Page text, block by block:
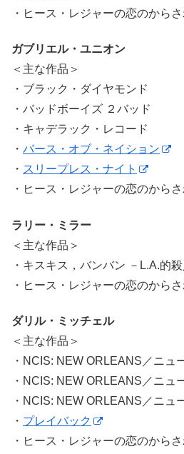
・ヒース・レジャーの恋のから
ガブリエル・ユニオン
＜主な作品＞
・ブラック・ダイヤモンド
・バッドボーイズ ２バッド
・キャデラック・レコード
・ バース・オブ・ネイション
・ スリープレス・ナイト
・ヒース・レジャーの恋のから
ラリー・ミラー
＜主な作品＞
・キスキス，バンバン －L.A.的
・ヒース・レジャーの恋のから
ダリル・ミッチェル
＜主な作品＞
・NCIS: NEW ORLEANS／ニュ
・NCIS: NEW ORLEANS／ニュ
・NCIS: NEW ORLEANS／ニュ
・ プレイバック
・ヒース・レジャーの恋のから